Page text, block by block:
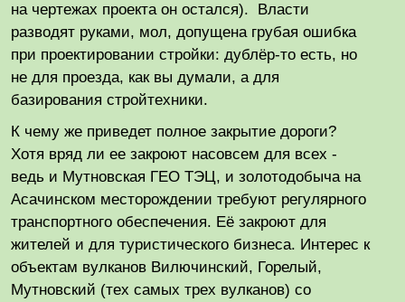
на чертежах проекта он остался). Власти
разводят руками, мол, допущена грубая ошибка
при проектировании стройки: дублёр-то есть, но
не для проезда, как вы думали, а для
базирования стройтехники.
К чему же приведет полное закрытие дороги?
Хотя вряд ли ее закроют насовсем для всех -
ведь и Мутновская ГЕО ТЭЦ, и золотодобыча на
Асачинском месторождении требуют регулярного
транспортного обеспечения. Её закроют для
жителей и для туристического бизнеса. Интерес к
объектам вулканов Вилючинский, Горелый,
Мутновский (тех самых трех вулканов) со